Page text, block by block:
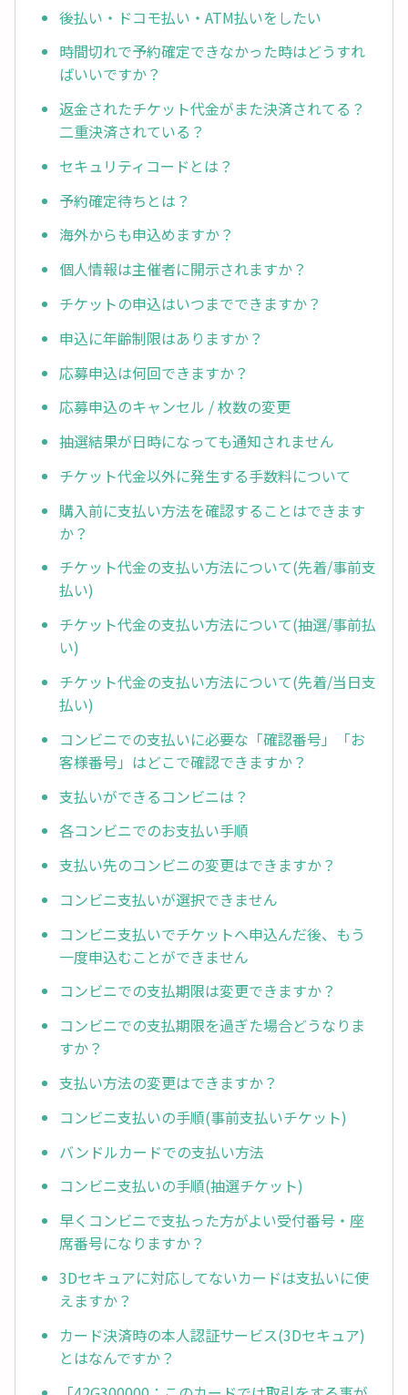
後払い・ドコモ払い・ATM払いをしたい
時間切れで予約確定できなかった時はどうすれ
ばいいですか？
返金されたチケット代金がまた決済されてる？
二重決済されている？
セキュリティコードとは？
予約確定待ちとは？
海外からも申込めますか？
個人情報は主催者に開示されますか？
チケットの申込はいつまでできますか？
申込に年齢制限はありますか？
応募申込は何回できますか？
応募申込のキャンセル / 枚数の変更
抽選結果が日時になっても通知されません
チケット代金以外に発生する手数料について
購入前に支払い方法を確認することはできます
か？
チケット代金の支払い方法について(先着/事前支
払い)
チケット代金の支払い方法について(抽選/事前払
い)
チケット代金の支払い方法について(先着/当日支
払い)
コンビニでの支払いに必要な「確認番号」「お
客様番号」はどこで確認できますか？
支払いができるコンビニは？
各コンビニでのお支払い手順
支払い先のコンビニの変更はできますか？
コンビニ支払いが選択できません
コンビニ支払いでチケットへ申込んだ後、もう
一度申込むことができません
コンビニでの支払期限は変更できますか？
コンビニでの支払期限を過ぎた場合どうなりま
すか？
支払い方法の変更はできますか？
コンビニ支払いの手順(事前支払いチケット)
バンドルカードでの支払い方法
コンビニ支払いの手順(抽選チケット)
早くコンビニで支払った方がよい受付番号・座
席番号になりますか？
3Dセキュアに対応してないカードは支払いに使
えますか？
カード決済時の本人認証サービス(3Dセキュア)
とはなんですか？